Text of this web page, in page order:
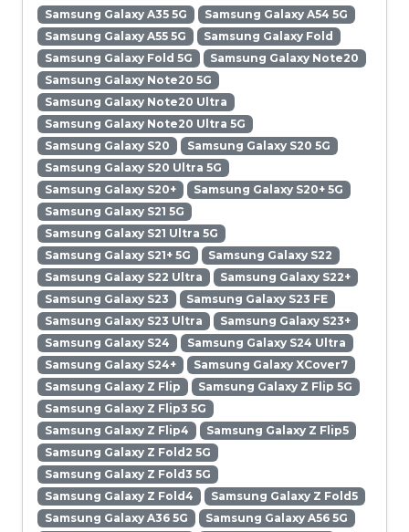
Samsung Galaxy A35 5G
Samsung Galaxy A54 5G
Samsung Galaxy A55 5G
Samsung Galaxy Fold
Samsung Galaxy Fold 5G
Samsung Galaxy Note20
Samsung Galaxy Note20 5G
Samsung Galaxy Note20 Ultra
Samsung Galaxy Note20 Ultra 5G
Samsung Galaxy S20
Samsung Galaxy S20 5G
Samsung Galaxy S20 Ultra 5G
Samsung Galaxy S20+
Samsung Galaxy S20+ 5G
Samsung Galaxy S21 5G
Samsung Galaxy S21 Ultra 5G
Samsung Galaxy S21+ 5G
Samsung Galaxy S22
Samsung Galaxy S22 Ultra
Samsung Galaxy S22+
Samsung Galaxy S23
Samsung Galaxy S23 FE
Samsung Galaxy S23 Ultra
Samsung Galaxy S23+
Samsung Galaxy S24
Samsung Galaxy S24 Ultra
Samsung Galaxy S24+
Samsung Galaxy XCover7
Samsung Galaxy Z Flip
Samsung Galaxy Z Flip 5G
Samsung Galaxy Z Flip3 5G
Samsung Galaxy Z Flip4
Samsung Galaxy Z Flip5
Samsung Galaxy Z Fold2 5G
Samsung Galaxy Z Fold3 5G
Samsung Galaxy Z Fold4
Samsung Galaxy Z Fold5
Samsung Galaxy A36 5G
Samsung Galaxy A56 5G